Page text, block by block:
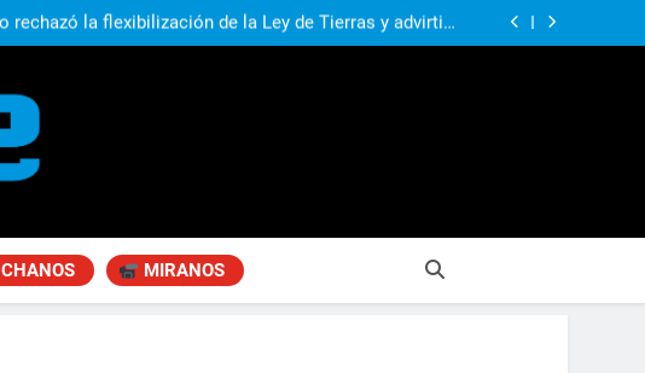
rechazó la flexibilización de la Ley de Tierras y advirtió:
«Sería una tragedia para la soberanía argentina»
advirtió por el impacto de la crisis diplomática
rechazó la flexibilización de la Ley de Tierras y advirtió:
advirtió por el impacto de la crisis diplomática
«No somos conscientes de la gravedad de lo que está
MIRANOS